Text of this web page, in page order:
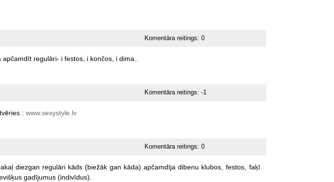
Komentāra reitings:0
apčamdīt regulāri- i festos, i končos, i dima..
Komentāra reitings:-1
: www.sexystyle.lv
Komentāra reitings:0
diezgan regulāri kāds (biežāk gan kāda) apčamdīja dibenu klubos, festos,
faķī
gadījumus (indivīdus).